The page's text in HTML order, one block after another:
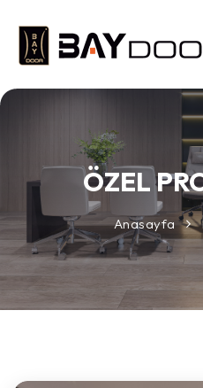
ÖZEL
Anasayfa